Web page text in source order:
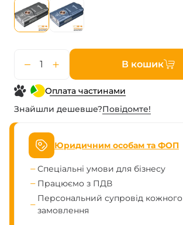
В кошик
Оплата частинами
Знайшли дешевше?Повiдомте!
Юридичним особам та ФОП
Спеціальні умови для бізнесу
Працюємо з ПДВ
Персональний супровід кожного
замовлення